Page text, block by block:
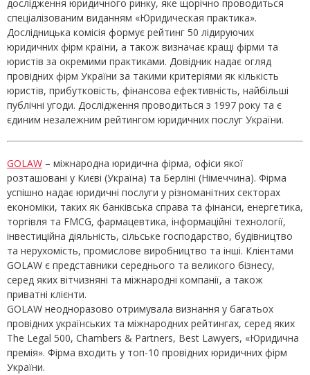
дослідження юридичного ринку, яке щорічно проводиться
спеціалізованим виданням «Юридическая практика».
Дослідницька комісія формує рейтинг 50 лідируючих
юридичних фірм країни, а також визначає кращі фірми та
юристів за окремими практиками. Довідник надає огляд
провідних фірм України за такими критеріями як кількість
юристів, прибутковість, фінансова ефективність, найбільші
публічні угоди. Дослідження проводиться з 1997 року та є
єдиним незалежним рейтингом юридичних послуг України.
GOLAW – міжнародна юридична фірма, офіси якої
розташовані у Києві (Україна) та Берліні (Німеччина). Фірма
успішно надає юридичні послуги у різноманітних секторах
економіки, таких як банківська справа та фінанси, енергетика,
торгівля та FMCG, фармацевтика, інформаційні технології,
інвестиційна діяльність, сільське господарство, будівництво
та нерухомість, промислове виробництво та інші. Клієнтами
GOLAW є представники середнього та великого бізнесу,
серед яких вітчизняні та міжнародні компанії, а також
приватні клієнти.
GOLAW неодноразово отримувала визнання у багатьох
провідних українських та міжнародних рейтингах, серед яких
The Legal 500, Chambers & Partners, Best Lawyers, «Юридична
премія». Фірма входить у топ-10 провідних юридичних фірм
України.